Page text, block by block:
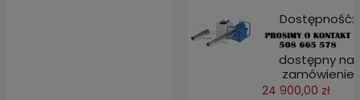
Dostępność:
dostępny na
zamówienie
24 900,00 zł